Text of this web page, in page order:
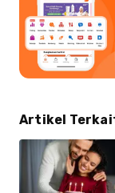
Artikel